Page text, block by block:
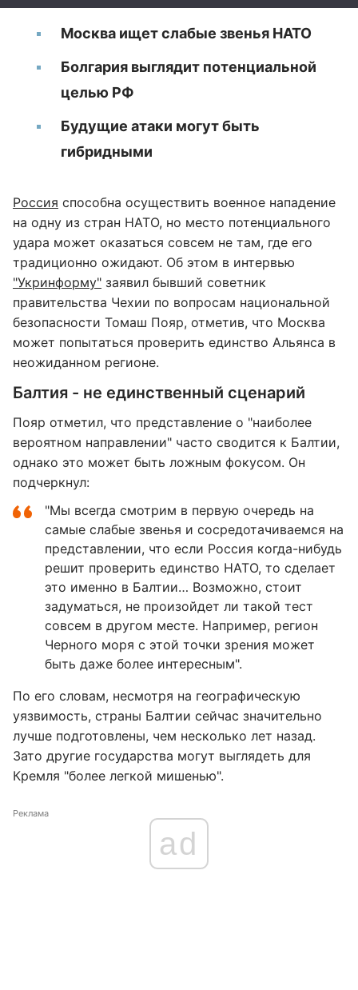
Москва ищет слабые звенья НАТО
Болгария выглядит потенциальной
целью РФ
Будущие атаки могут быть
гибридными
Россия способна осуществить военное нападение
на одну из стран НАТО, но место потенциального
удара может оказаться совсем не там, где его
традиционно ожидают. Об этом в интервью
"Укринформу" заявил бывший советник
правительства Чехии по вопросам национальной
безопасности Томаш Пояр, отметив, что Москва
может попытаться проверить единство Альянса в
неожиданном регионе.
Балтия - не единственный сценарий
Пояр отметил, что представление о "наиболее
вероятном направлении" часто сводится к Балтии,
однако это может быть ложным фокусом. Он
подчеркнул:
"Мы всегда смотрим в первую очередь на
самые слабые звенья и сосредотачиваемся на
представлении, что если Россия когда-нибудь
решит проверить единство НАТО, то сделает
это именно в Балтии… Возможно, стоит
задуматься, не произойдет ли такой тест
совсем в другом месте. Например, регион
Черного моря с этой точки зрения может
быть даже более интересным".
По его словам, несмотря на географическую
уязвимость, страны Балтии сейчас значительно
лучше подготовлены, чем несколько лет назад.
Зато другие государства могут выглядеть для
Кремля "более легкой мишенью".
Реклама
ad